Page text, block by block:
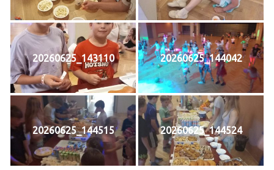
20260625_143110 20260625_144042
20260625_144515 20260625_144524